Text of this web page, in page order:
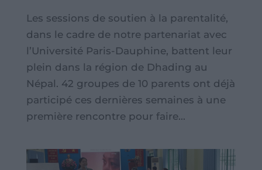
Les sessions de soutien à la parentalité,
dans le cadre de notre partenariat avec
l’Université Paris-Dauphine, battent leur
plein dans la région de Dhading au
Népal. 42 groupes de 10 parents ont déjà
participé ces dernières semaines à une
première rencontre pour faire...